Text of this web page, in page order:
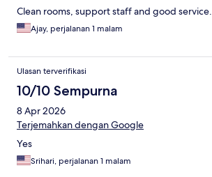
Clean rooms, support staff and good service.
Ajay, perjalanan 1 malam
Ulasan terverifikasi
10/10 Sempurna
8 Apr 2026
Terjemahkan dengan Google
Yes
Srihari, perjalanan 1 malam